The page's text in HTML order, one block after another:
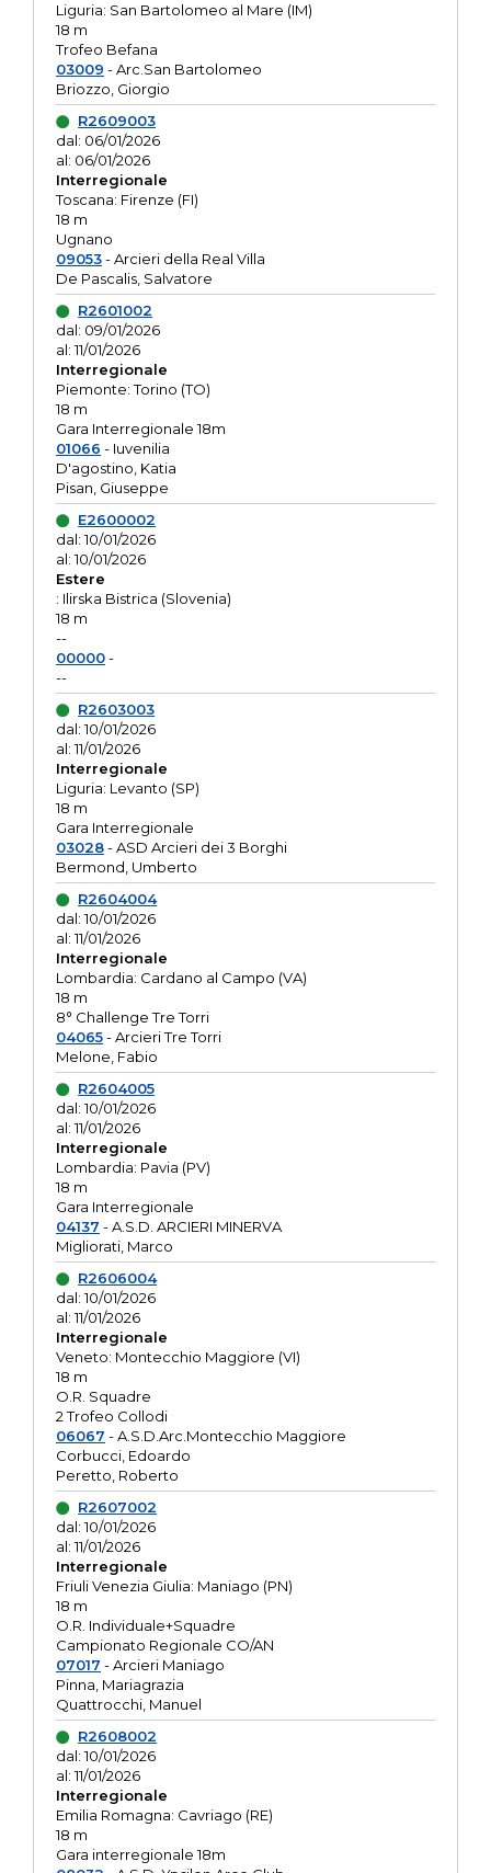
Liguria: San Bartolomeo al Mare (IM)
18 m
Trofeo Befana
03009 - Arc.San Bartolomeo
Briozzo, Giorgio
R2609003
dal: 06/01/2026
al: 06/01/2026
Interregionale
Toscana: Firenze (FI)
18 m
Ugnano
09053- Arcieri della Real Villa
De Pascalis, Salvatore
R2601002
dal: 09/01/2026
al: 11/01/2026
Interregionale
Piemonte: Torino (TO)
18 m
Gara Interregionale 18m
01066 - Iuvenilia
D'agostino, Katia
Pisan, Giuseppe
E2600002
dal: 10/01/2026
al: 10/01/2026
Estere
: Ilirska Bistrica (Slovenia)
18 m
--
00000-
--
R2603003
dal: 10/01/2026
al: 11/01/2026
Interregionale
Liguria: Levanto (SP)
18 m
Gara Interregionale
03028- ASD Arcieri dei 3 Borghi
Bermond, Umberto
R2604004
dal: 10/01/2026
al: 11/01/2026
Interregionale
Lombardia: Cardano al Campo (VA)
18 m
8° Challenge Tre Torri
04065- Arcieri Tre Torri
Melone, Fabio
R2604005
dal: 10/01/2026
al: 11/01/2026
Interregionale
Lombardia: Pavia (PV)
18 m
Gara Interregionale
04137 - A.S.D. ARCIERI MINERVA
Migliorati, Marco
R2606004
dal: 10/01/2026
al: 11/01/2026
Interregionale
Veneto: Montecchio Maggiore (VI)
18 m
O.R. Squadre
2 Trofeo Collodi
06067 - A.S.D.Arc.Montecchio Maggiore
Corbucci, Edoardo
Peretto, Roberto
R2607002
dal: 10/01/2026
al: 11/01/2026
Interregionale
Friuli Venezia Giulia: Maniago (PN)
18 m
O.R. Individuale+Squadre
Campionato Regionale CO/AN
07017 - Arcieri Maniago
Pinna, Mariagrazia
Quattrocchi, Manuel
R2608002
dal: 10/01/2026
al: 11/01/2026
Interregionale
Emilia Romagna: Cavriago (RE)
18 m
Gara interregionale 18m